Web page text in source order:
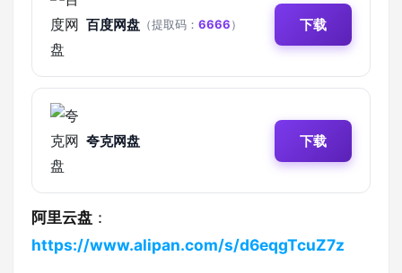
百度网盘 （提取码： 6666） 下载
夸克网盘 下载
阿里云盘 ：
https://www.alipan.com/s/d6eqgTcuZ7z